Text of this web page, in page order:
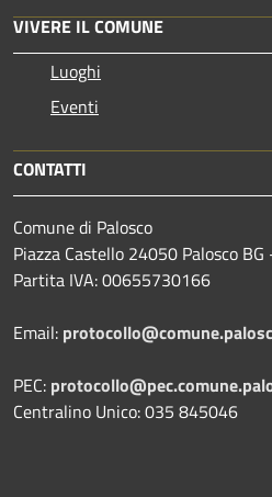
VIVERE IL COMUNE
Luoghi
Eventi
CONTATTI
Comune di Palosco
Piazza Castello 24050 Palosco
Partita IVA: 00655730166
Email:
PEC:
Centralino Unico: 035 845046